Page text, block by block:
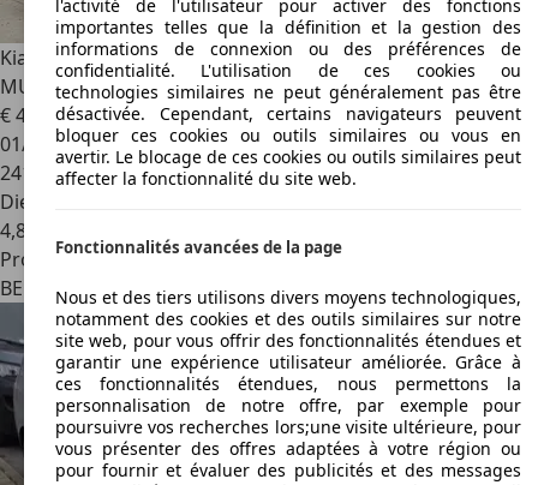
Kia Carens1.7 CRDi * 7 PLACES * CRUISE * CLIM * VOLANT
MULTI
€ 4 990
01/2017
241 000 km
Diesel
4,8 l/100 km (mixte)
Professionnel
BE 4040Herstal
l'activité de l'utilisateur pour activer des fonctions
importantes telles que la définition et la gestion des
informations de connexion ou des préférences de
confidentialité. L'utilisation de ces cookies ou
technologies similaires ne peut généralement pas être
désactivée. Cependant, certains navigateurs peuvent
bloquer ces cookies ou outils similaires ou vous en
avertir. Le blocage de ces cookies ou outils similaires peut
affecter la fonctionnalité du site web.
Fonctionnalités avancées de la page
Nous et des tiers utilisons divers moyens technologiques,
notamment des cookies et des outils similaires sur notre
site web, pour vous offrir des fonctionnalités étendues et
garantir une expérience utilisateur améliorée. Grâce à
ces fonctionnalités étendues, nous permettons la
personnalisation de notre offre, par exemple pour
poursuivre vos recherches lors;une visite ultérieure, pour
vous présenter des offres adaptées à votre région ou
pour fournir et évaluer des publicités et des messages